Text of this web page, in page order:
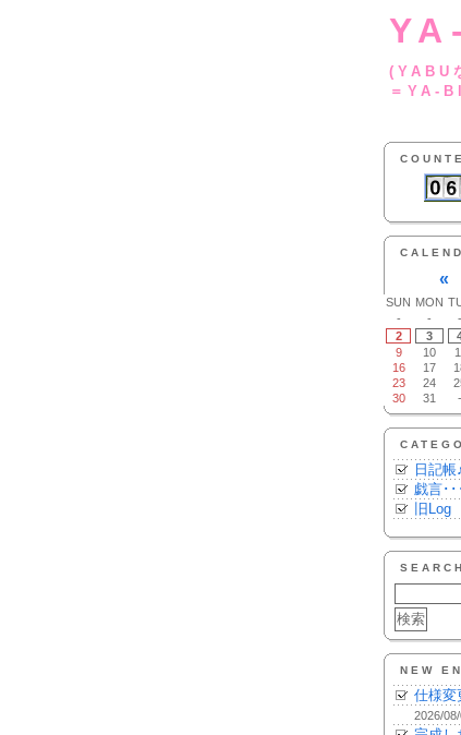
＝YA-
«
SUN MON
-
- -
2
3
9
10
16
17
23
24
30
31 -
日記帳
戯言･･
旧Log
SEARCH
NEW
仕様変
2026/